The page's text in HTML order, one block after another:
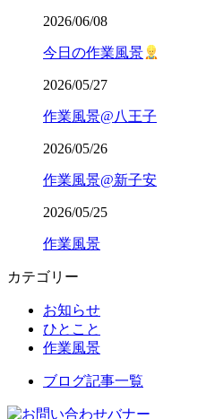
2026/06/08
今日の作業風景
2026/05/27
作業風景@八王子
2026/05/26
作業風景@新子安
2026/05/25
作業風景
カテゴリー
お知らせ
ひとこと
作業風景
ブログ記事一覧